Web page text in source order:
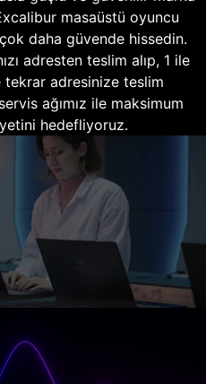
masaüstü oyuncu
daha güvende hissedin.
adresten teslim alıp, 1 ile
adresinize teslim
ağımız ile maksimum
hedefliyoruz.